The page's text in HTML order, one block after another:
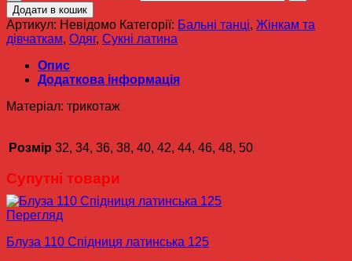
Додати в кошик
Артикул: Невідомо Категорії: Бальні танці, Жінкам та
дівчаткам, Одяг, Сукні латина
Опис
Додаткова інформація
Матеріал: трикотаж
Розмір 32, 34, 36, 38, 40, 42, 44, 46, 48, 50
Супутні товари
Перегляд
Блуза 110 Спідниця латинська 125